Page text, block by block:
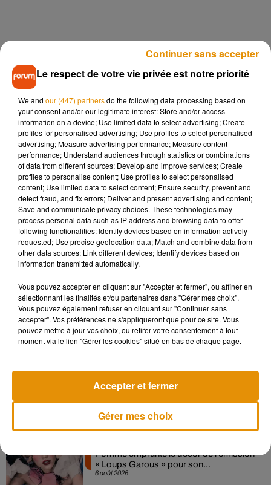
6 août 2026
Pomme emprunte le décor de l’émission
« Loups Garous » pour son...
Le respect de votre vie privée est notre priorité
We and our (447) partnersdo the following data processing based on
your consent and/or our legitimate interest: Store and/or access
information on a device; Use limited data to select advertising; Create
profiles for personalised advertising; Use profiles to select personalised
advertising; Measure advertising performance; Measure content
performance; Understand audiences through statistics or combinations
of data from different sources; Develop and improve services; Create
profiles to personalise content; Use profiles to select personalised
content; Use limited data to select content; Ensure security, prevent and
detect fraud, and fix errors; Deliver and present advertising and content;
Save and communicate privacy choices. These technologies may
process personal data such as IP address and browsing data to offer
following functionalities: Identify devices based on information actively
requested; Use precise geolocation data; Match and combine data from
other data sources; Link different devices; Identify devices based on
information transmitted automatically.
Vous pouvez accepter en cliquant sur "Accepter et fermer", ou affiner en
sélectionnant les finalités et/ou partenaires dans "Gérer mes choix".
Vous pouvez également refuser en cliquant sur "Continuer sans
accepter". Vos préférences ne s'appliqueront que pour ce site. Vous
pouvez mettre à jour vos choix, ou retirer votre consentement à tout
moment via le lien "Gérer les cookies" situé en bas de chaque page.
Gérer mes choix
Accepter et fermer
Continuer sans accepter